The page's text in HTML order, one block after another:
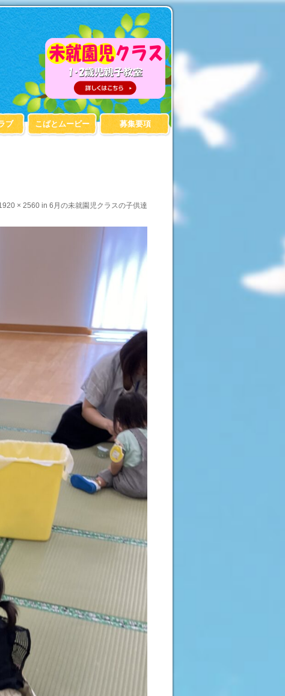
ブ こばとムービー 募集要項
× 2560 in 6月の未就園児クラスの子供達